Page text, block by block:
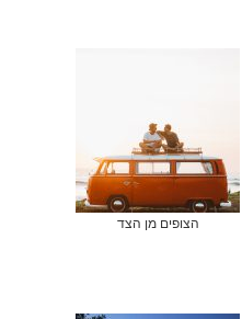
הצופים מן הצד